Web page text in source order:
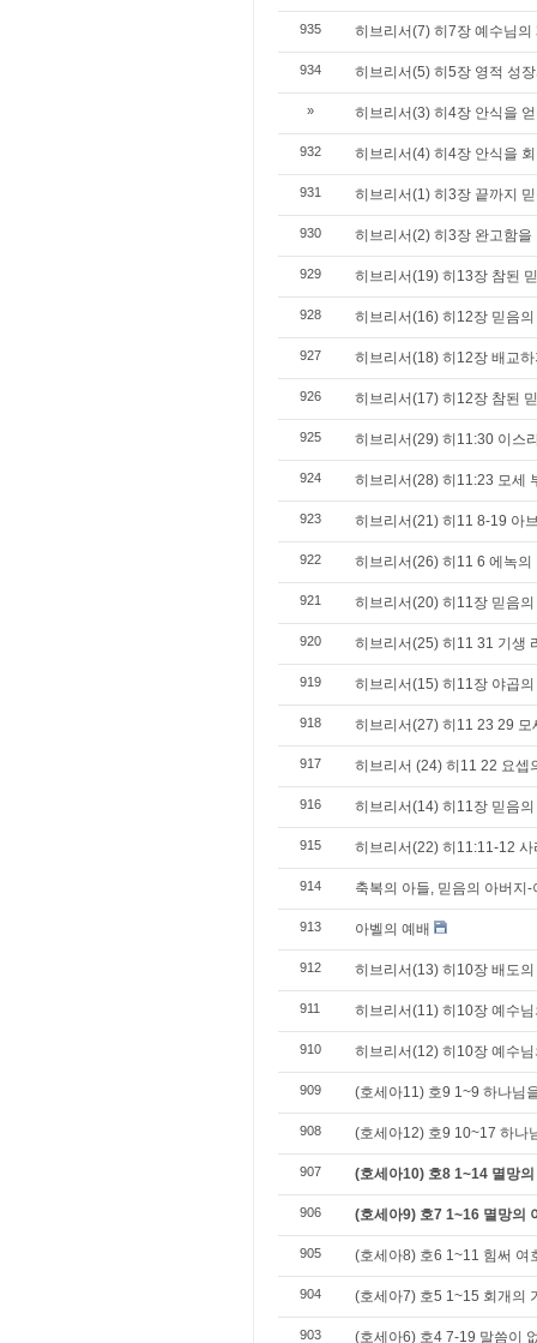
935 히브리서(7) 히7장 예수님의
934 히브리서(5) 히5장 영적 성
» 히브리서(3) 히4장 안식을
932 히브리서(4) 히4장 안식을
931 히브리서(1) 히3장 끝까지
930 히브리서(2) 히3장 완고함
929 히브리서(19) 히13장 참된
928 히브리서(16) 히12장 믿음
927 히브리서(18) 히12장 배교
926 히브리서(17) 히12장 참된
925 히브리서(29) 히11:30 이스
924 히브리서(28) 히11:23 모세
923 히브리서(21) 히11 8-19 아
922 히브리서(26) 히11 6 에녹의
921 히브리서(20) 히11장 믿음의
920 히브리서(25) 히11 31 기생
919 히브리서(15) 히11장 야곱
918 히브리서(27) 히11 23 29
917 히브리서 (24) 히11 22 요셉
916 히브리서(14) 히11장 믿음
915 히브리서(22) 히11:11-12
914 축복의 아들, 믿음의 아버지
913 아벨의 예배
912 히브리서(13) 히10장 배도
911 히브리서(11) 히10장 예수
910 히브리서(12) 히10장 예수
909 (호세아11) 호9 1~9 하나님
908 (호세아12) 호9 10~17 하나
907 (호세아10) 호8 1~14 멸망
906 (호세아9) 호7 1~16 멸망의
905 (호세아8) 호6 1~11 힘써 여
904 (호세아7) 호5 1~15 회개의
903 (호세아6) 호4 7-19 말씀이